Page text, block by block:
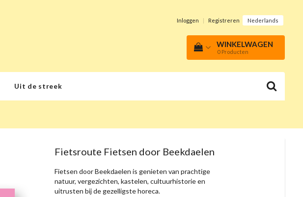
Inloggen | Registreren Nederlands
WINKELWAGEN
0 Producten
Uit de streek
Fietsroute Fietsen door Beekdaelen
Fietsen door Beekdaelen is genieten van prachtige
natuur, vergezichten, kastelen, cultuurhistorie en
uitrusten bij de gezelligste horeca.